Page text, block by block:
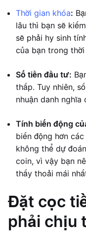
Thời gian khóa:
lâu thì bạn sẽ
sẽ phải hy sinh
của bạn trong
Số tiền đầu tư:
thấp. Tuy nhiên,
nhuận danh nghĩa
Tính biến động
biến động hơn
không thể dự
coin, vì vậy bạn
thấy thoải mái
Đặt cọc
phải chịu